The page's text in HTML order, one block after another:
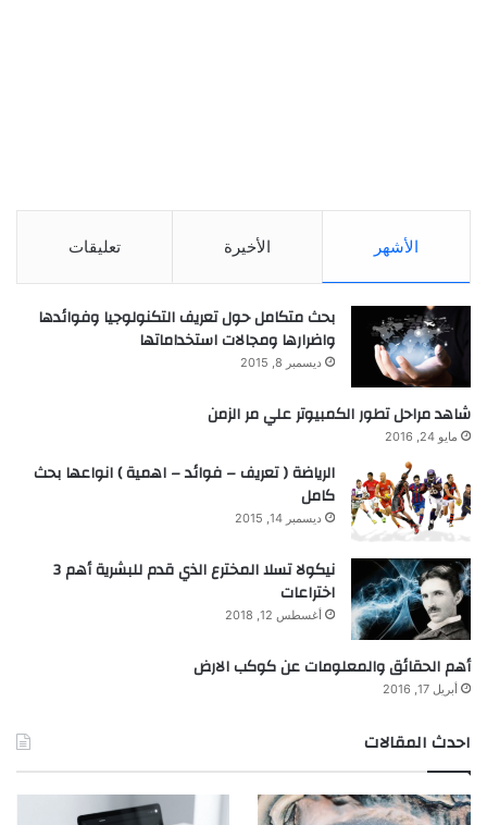
الأشهر الأخيرة تعليقات
بحث متكامل حول تعريف التكنولوجيا وفوائدها
واضرارها ومجالات استخداماتها
ديسمبر 8, 2015
شاهد مراحل تطور الكمبيوتر علي مر الزمن
مايو 24, 2016
الرياضة ( تعريف – فوائد – اهمية ) انواعها بحث
كامل
ديسمبر 14, 2015
نيكولا تسلا المخترع الذي قدم للبشرية أهم 3
اختراعات
أغسطس 12, 2018
أهم الحقائق والمعلومات عن كوكب الارض
أبريل 17, 2016
احدث المقالات